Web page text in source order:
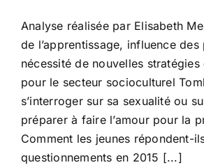
​Analyse réalisée par Elisabeth
de l’apprentissage, influence des
nécessité de nouvelles stratégies
pour le secteur socioculturel
s’interroger sur sa sexualité ou
préparer à faire l’amour pour la
Comment les jeunes répondent-
questionnements en 2015 [...]